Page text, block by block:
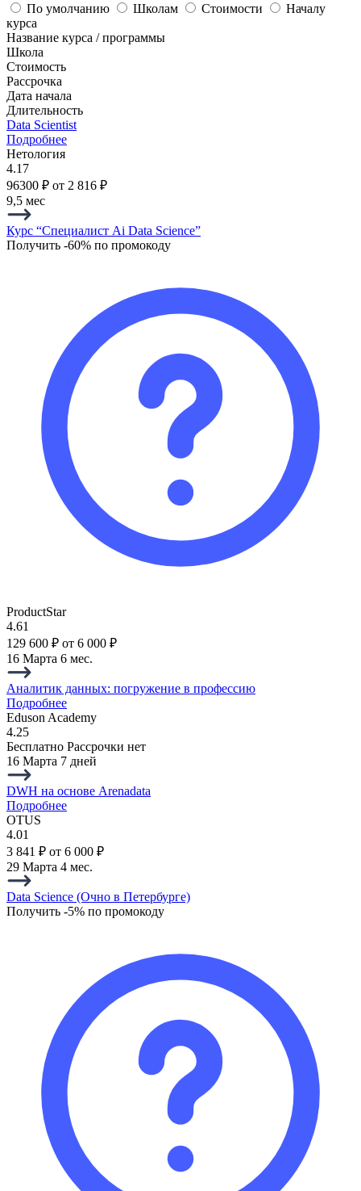
По умолчанию
Школам Стоимости
Началу
курса
Название курса / программы
Школа
Стоимость
Рассрочка
Дата начала
Длительность
Data Scientist
Подробнее
Нетология
4.17
96300 ₽ от 2 816 ₽
9,5 мес
Курс “Специалист Ai Data Science”
Получить -60% по промокоду
ProductStar
4.61
129 600 ₽ от 6 000 ₽
16 Марта 6 мес.
Аналитик данных: погружение в профессию
Подробнее
Eduson Academy
4.25
Бесплатно Рассрочки нет
16 Марта 7 дней
DWH на основе Arenadata
Подробнее
OTUS
4.01
3 841 ₽ от 6 000 ₽
29 Марта 4 мес.
Data Science (Очно в Петербурге)
Получить -5% по промокоду